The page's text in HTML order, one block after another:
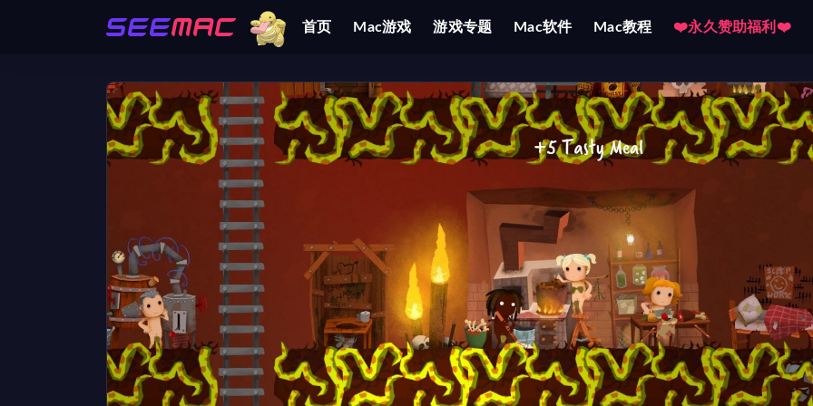
首页 Mac游戏 游戏专题 Mac软件 Mac教程
❤️永久赞助福利❤️